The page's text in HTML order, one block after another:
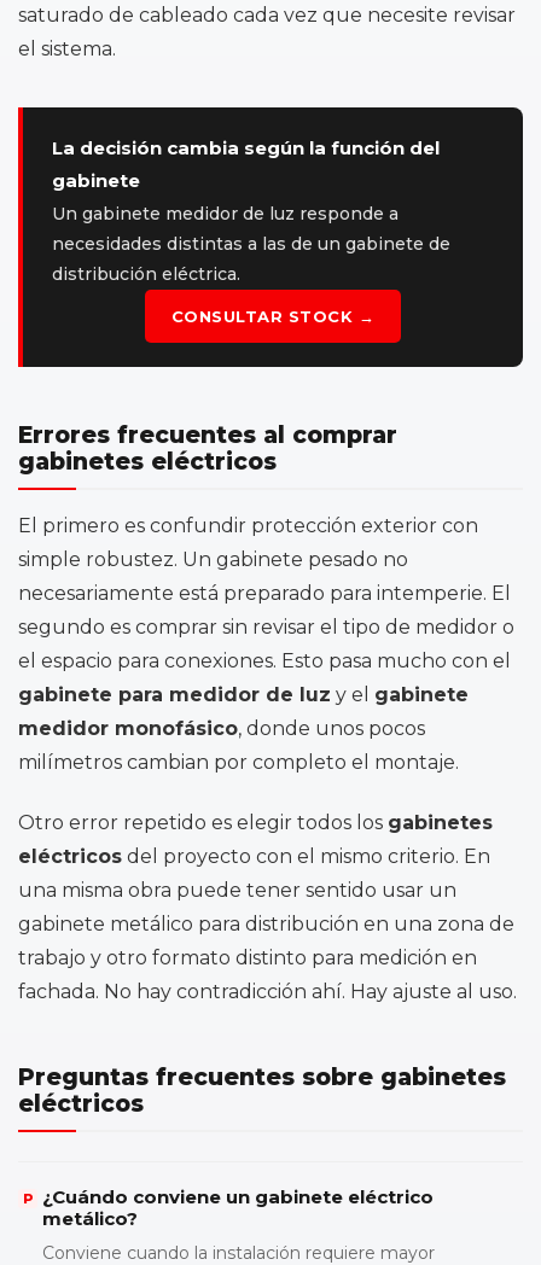
saturado de cableado cada vez que necesite revisar
el sistema.
La decisión cambia según la función del
gabinete
Un gabinete medidor de luz responde a
necesidades distintas a las de un gabinete de
distribución eléctrica.
CONSULTAR STOCK →
Errores frecuentes al comprar
gabinetes eléctricos
El primero es confundir protección exterior con
simple robustez. Un gabinete pesado no
necesariamente está preparado para intemperie. El
segundo es comprar sin revisar el tipo de medidor o
el espacio para conexiones. Esto pasa mucho con el
gabinete para medidor de luz y el gabinete
medidor monofásico, donde unos pocos
milímetros cambian por completo el montaje.
Otro error repetido es elegir todos los gabinetes
eléctricos del proyecto con el mismo criterio. En
una misma obra puede tener sentido usar un
gabinete metálico para distribución en una zona de
trabajo y otro formato distinto para medición en
fachada. No hay contradicción ahí. Hay ajuste al uso.
Preguntas frecuentes sobre gabinetes
eléctricos
¿Cuándo conviene un gabinete eléctrico
metálico?
Conviene cuando la instalación requiere mayor